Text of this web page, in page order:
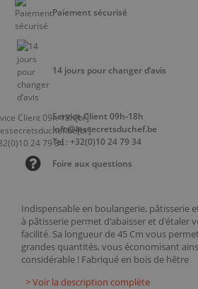
Indispensable en boulangerie, pâtisserie
à pâtisserie permet d'abaisser et d'étaler
facilité. Sa longueur de 45 Cm vous
grandes quantités, vous économisant
considérable ! Fabriqué en bois de hêtre
> Voir la description complète
Paiement sécurisé
14 jours pour changer d’avis
Service Client 09h-18h
info@lessecretsduchef.be
Tel : +32(0)10 24 79 34
Foire aux questions